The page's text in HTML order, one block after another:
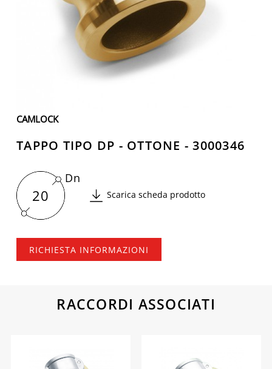
CAMLOCK
TAPPO TIPO DP - OTTONE - 3000346
20
Dn
Scarica scheda prodotto
RICHIESTA INFORMAZIONI
RACCORDI ASSOCIATI